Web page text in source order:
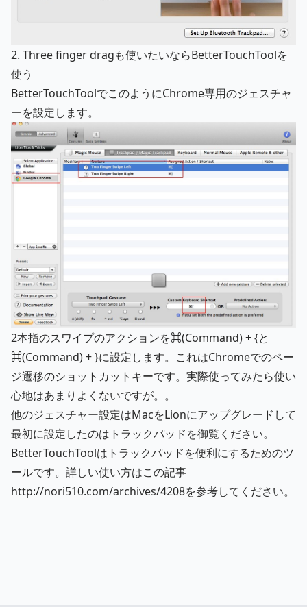
2. Three finger dragも使いたいならBetterTouchToolを
使う
BetterTouchToolでこのようにChrome専用のジェスチャ
ーを設定します。
2本指のスワイプのアクションを⌘(Command) + {と
⌘(Command) + }に設定します。これはChromeでのペー
ジ遷移のショットカットキーです。実際使ってみたら使い
心地はあまりよくないですが。。
他のジェスチャー設定はMacをLionにアップグレードして
最初に設定したのはトラックパッドを御覧ください。
BetterTouchToolはトラックパッドを便利にするためのツ
ールです。詳しい使い方はこの記事
http://nori510.com/archives/4208を参考してください。